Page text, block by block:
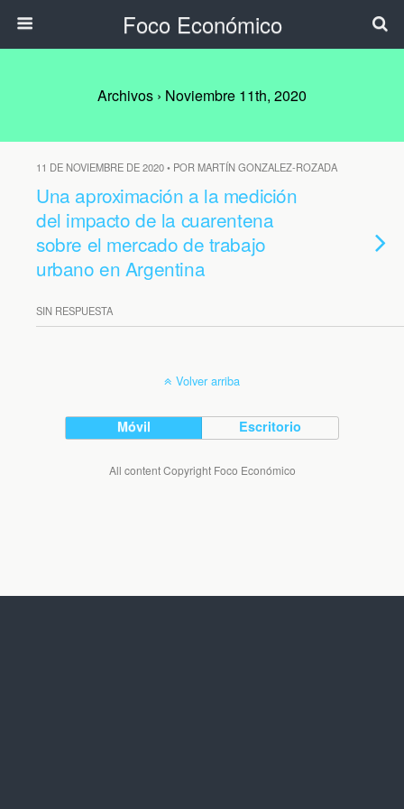
Foco Económico
Archivos › Noviembre 11th, 2020
11 DE NOVIEMBRE DE 2020 • POR MARTÍN GONZALEZ-ROZADA
Una aproximación a la medición
del impacto de la cuarentena
sobre el mercado de trabajo
urbano en Argentina
SIN RESPUESTA
Volver arriba
Móvil Escritorio
All content Copyright Foco Económico